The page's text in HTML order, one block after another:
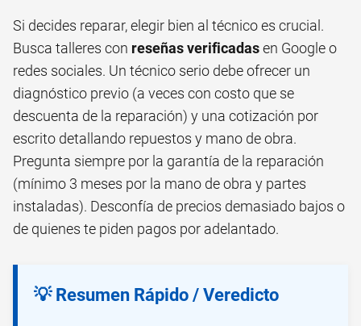
Si decides reparar, elegir bien al técnico es crucial.
Busca talleres con reseñas verificadasen Google o
redes sociales. Un técnico serio debe ofrecer un
diagnóstico previo (a veces con costo que se
descuenta de la reparación) y una cotización por
escrito detallando repuestos y mano de obra.
Pregunta siempre por la garantía de la reparación
(mínimo 3 meses por la mano de obra y partes
instaladas). Desconfía de precios demasiado bajos o
de quienes te piden pagos por adelantado.
💡 Resumen Rápido / Veredicto